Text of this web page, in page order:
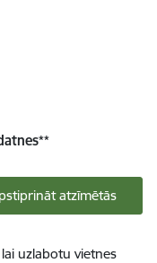
**
atzīmētās
uzlabotu vietnes